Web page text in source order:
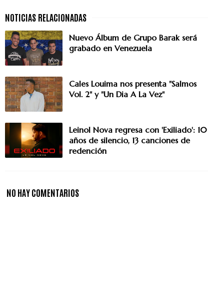
Nuevo Álbum de Grupo Barak será
grabado en Venezuela
Cales Louima nos presenta "Salmos
Vol. 2" y "Un Dia A La Vez"
Leinol Nova regresa con 'Exiliado': 10
años de silencio, 13 canciones de
redención
NO HAY COMENTARIOS